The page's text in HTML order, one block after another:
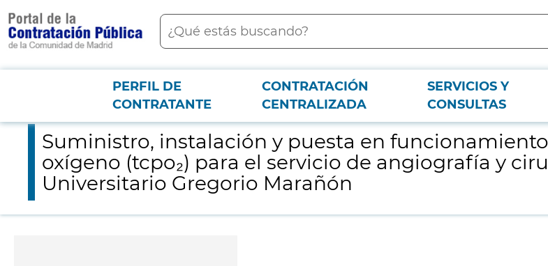
contenido
principal
Buscar
Menú PCON
PERFIL DE
CONTRATANTE
CONTRATACIÓN
CENTRALIZADA
SERVICIOS Y
CONSULTAS
Suministro, instalación y puesta en funcionamiento de un monitor transcutáneo de oxígeno (tcpo₂) para el servicio de
Suministro, instalación y puesta en
oxígeno (tcpo₂) para el servicio de angiografía y
Universitario Gregorio Marañón